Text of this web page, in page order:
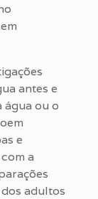
antes e
água ou o
e
a
adultos